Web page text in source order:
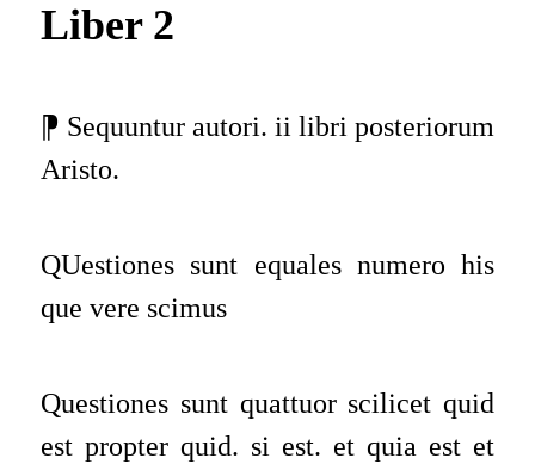
Liber 2
⁋ Sequuntur autori. ii libri posteriorum
Aristo.
QUestiones sunt equales numero his
que vere scimus
Questiones sunt quattuor scilicet quid
est propter quid. si est. et quia est et